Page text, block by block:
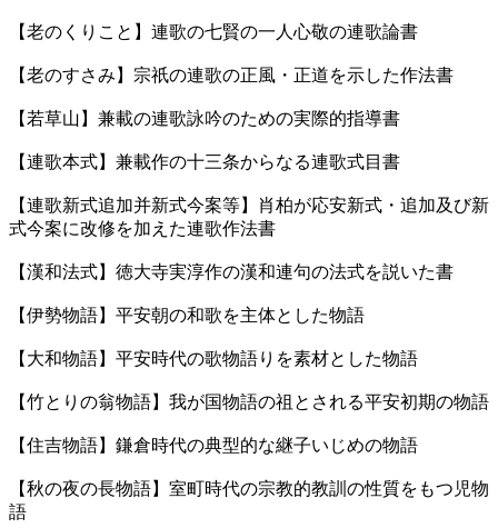
【老のくりこと】連歌の七賢の一人心敬の連歌論書
【老のすさみ】宗祇の連歌の正風・正道を示した作法書
【若草山】兼載の連歌詠吟のための実際的指導書
【連歌本式】兼載作の十三条からなる連歌式目書
【連歌新式追加并新式今案等】肖柏が応安新式・追加及び新
式今案に改修を加えた連歌作法書
【漢和法式】徳大寺実淳作の漢和連句の法式を説いた書
【伊勢物語】平安朝の和歌を主体とした物語
【大和物語】平安時代の歌物語りを素材とした物語
【竹とりの翁物語】我が国物語の祖とされる平安初期の物語
【住吉物語】鎌倉時代の典型的な継子いじめの物語
【秋の夜の長物語】室町時代の宗教的教訓の性質をもつ児物
語